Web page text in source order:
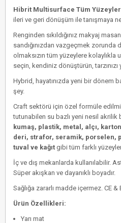
Hibrit Multisurface Tüm
ileri ve geri dönüşüm ile tanışmaya
Renginden sıkıldığınız makyaj
sandığınızdan vazgeçmek zorunda
olmaksızın tüm yüzeylere
seçin, kendiniz dönüştürün, tarzınızı
Hybrid, hayatınızda yeni bir dönem
şey.
Craft sektörü için özel formüle
tutunabilen su bazlı yeni nesil akrilik
kumaş, plastik, metal, alçı,
deri, strafor, seramik, porselen,
tuval ve kağıt gibi tüm farklı
İç ve dış mekanlarda kullanılabilir.
Süper akışkan ve dayanıklı boyadır.
Sağlığa zararlı madde içermez. CE &
Ürün Özellikleri:
Yarı mat